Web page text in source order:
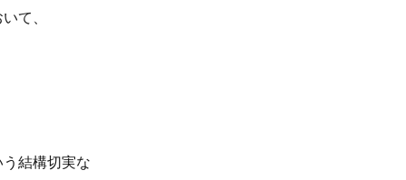
て、
結構切実な